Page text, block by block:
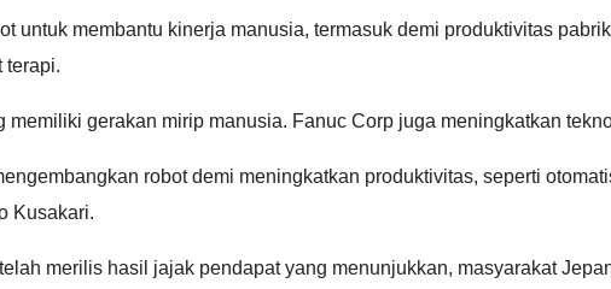
untuk membantu kinerja manusia, termasuk demi produktivitas
terapi.
gerakan mirip manusia. Fanuc Corp juga meningkatkan
robot demi meningkatkan produktivitas, seperti
Kusakari.
merilis hasil jajak pendapat yang menunjukkan, masyarakat